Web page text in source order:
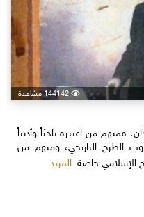
144142 مشاهدة
فمنهم من اعتبره باحثاً وأديباً
الطرح التاريخي، ومنهم من
الإسلامي خاصةالمزيد